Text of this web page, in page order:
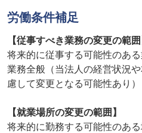
労働条件補足
【従事すべき業務の変更の範囲
将来的に従事する可能性のあ
業務全般（当法人の経営状況
慮して変更となる可能性あり）
【就業場所の変更の範囲】
将来的に勤務する可能性のあ